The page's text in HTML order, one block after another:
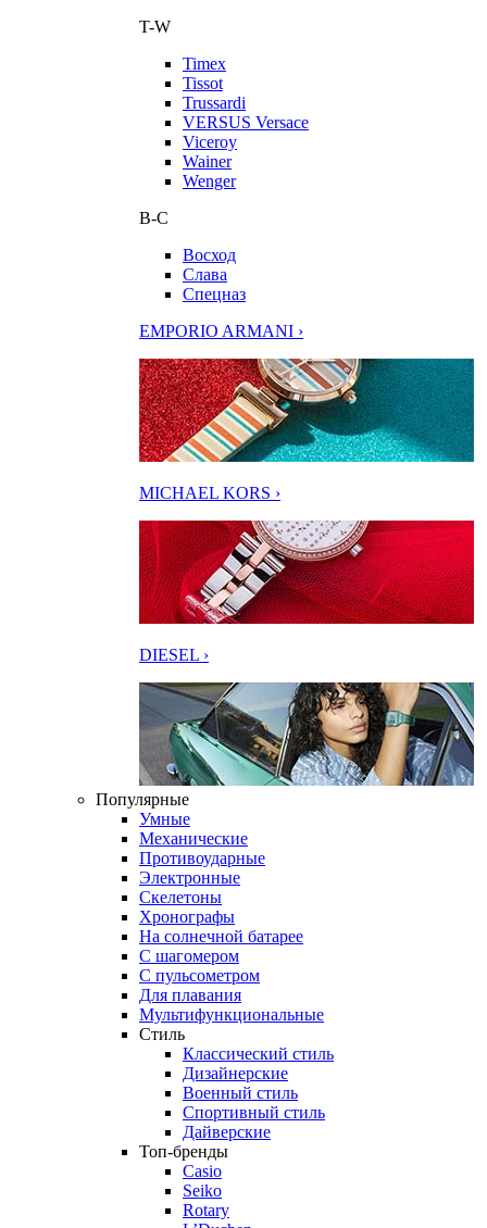
T-W
Timex
Tissot
Trussardi
VERSUS Versace
Viceroy
Wainer
Wenger
В-С
Восход
Слава
Спецназ
EMPORIO ARMANI ›
MICHAEL KORS ›
DIESEL ›
Популярные
Умные
Механические
Противоударные
Электронные
Скелетоны
Хронографы
На солнечной батарее
С шагомером
С пульсометром
Для плавания
Мультифункциональные
Стиль
Классический стиль
Дизайнерские
Военный стиль
Спортивный стиль
Дайверские
Топ-бренды
Casio
Seiko
Rotary